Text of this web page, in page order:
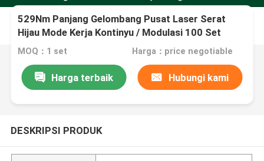
529Nm Panjang Gelombang Pusat Laser Serat
Hijau Mode Kerja Kontinyu / Modulasi 100 Set
Pasokan Bulanan
MOQ：1 set Harga：price negotiable
Harga terbaik Hubungi kami
DESKRIPSI PRODUK